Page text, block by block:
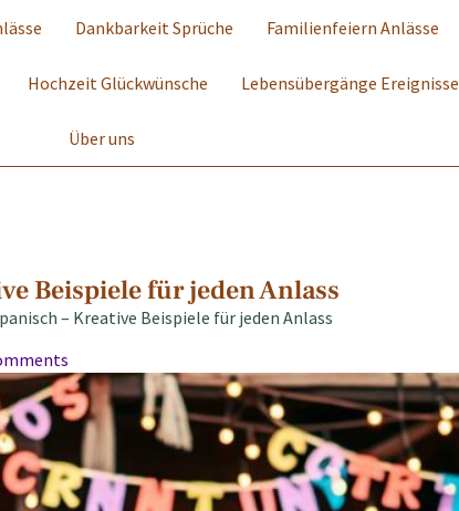
Dankbarkeit Sprüche Familienfeiern Anlässe
Hochzeit Glückwünsche Lebensübergänge Ereignisse
Über uns
Beispiele für jeden Anlass
– Kreative Beispiele für jeden Anlass